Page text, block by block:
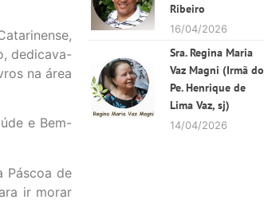
dedicava-
na área
e Bem-
Páscoa de
ir morar
Ribeiro
16/04/2026
Sra. Regina Maria
Vaz Magni (Irmã do
Pe. Henrique de
Lima Vaz, sj)
14/04/2026